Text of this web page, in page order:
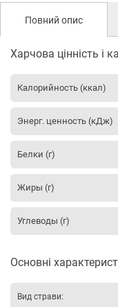
Повний опис
Харчова цінність і
Калорийность (ккал)
Энерг. ценность (кДж)
Белки (г)
Жиры (г)
Углеводы (г)
Основні
Вид страви: